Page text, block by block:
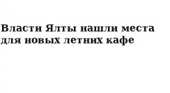
Власти Ялты нашли места
для новых летних кафе